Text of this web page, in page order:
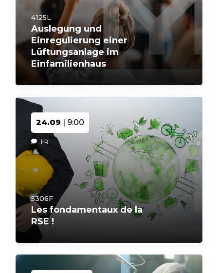
4125L
Auslegung und
Einregulierung einer
Lüftungsanlage im
Einfamilienhaus
24.09 | 9:00
FR
5306F
Les fondamentaux de la
RSE !